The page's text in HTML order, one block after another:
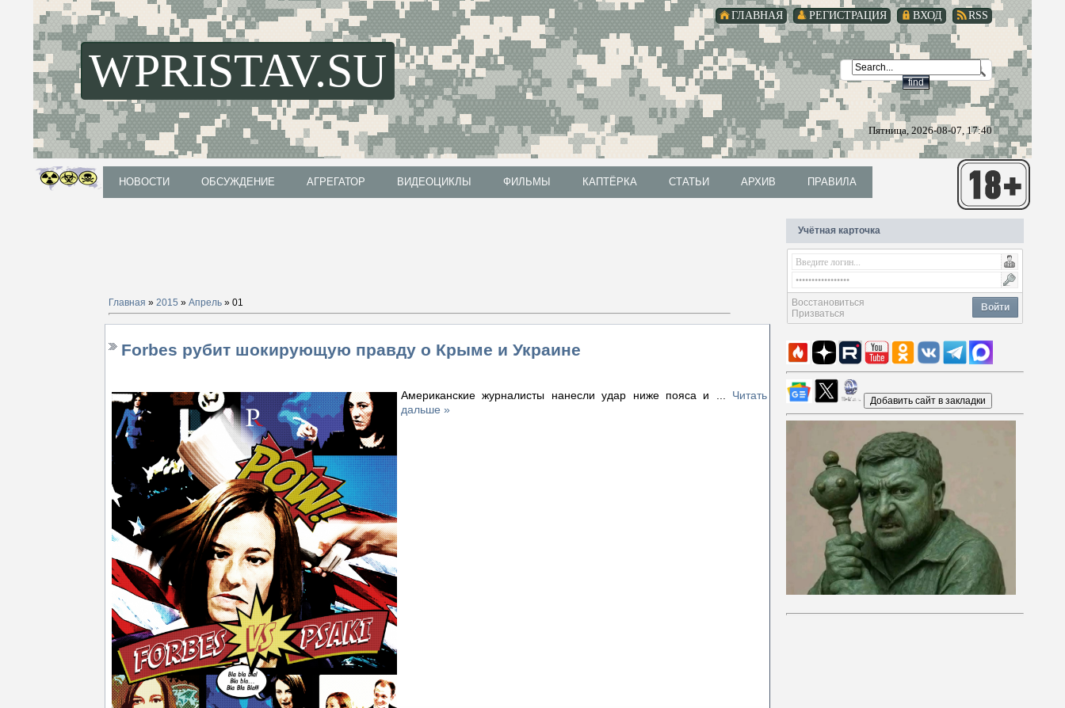
RSS
ВХОД
РЕГИСТРАЦИЯ
ГЛАВНАЯ
WPRISTAV.SU
Пятница, 2026-08-07, 17:40
НОВОСТИ ОБСУЖДЕНИЕ АГРЕГАТОР ВИДЕОЦИКЛЫ ФИЛЬМЫ КАПТЁРКА СТАТЬИ АРХИВ ПРАВИЛА
Главная » 2015 » Апрель » 01
Forbes рубит шокирующую правду о Крыме и Украине
Американские журналисты нанесли удар ниже пояса и
Читать
дальше »
Учётная карточка
Войти
Восстановиться
Призваться